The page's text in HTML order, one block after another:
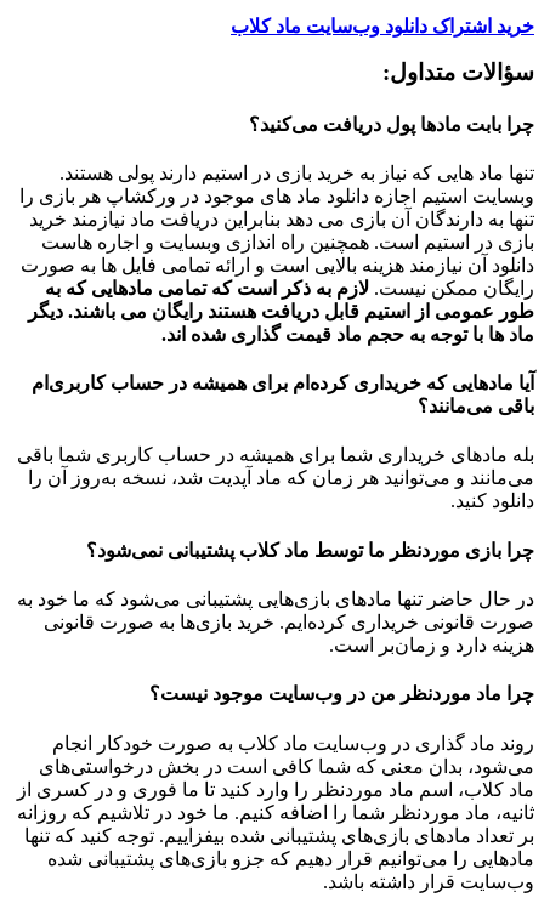
خرید اشتراک دانلود وب‌سایت ماد کلاب
سؤالات متداول:
چرا بابت مادها پول دریافت می‌کنید؟
تنها ماد هایی که نیاز به خرید بازی در استیم دارند پولی هستند.
وبسایت استیم اجازه دانلود ماد های موجود در ورکشاپ هر بازی را
تنها به دارندگان آن بازی می دهد بنابراین دریافت ماد نیازمند خرید
بازی در استیم است. همچنین راه اندازی وبسایت و اجاره هاست
دانلود آن نیازمند هزینه بالایی است و ارائه تمامی فایل ها به صورت
رایگان ممکن نیست. لازم به ذکر است که تمامی مادهایی که به
طور عمومی از استیم قابل دریافت هستند رایگان می باشند. دیگر
ماد ها با توجه به حجم ماد قیمت گذاری شده اند.
آیا مادهایی که خریداری کرده‌ام برای همیشه در حساب‌ کاربری‌ام
باقی می‌مانند؟
بله مادهای خریداری شما برای همیشه در حساب کاربری شما باقی
می‌مانند و می‌توانید هر زمان که ماد آپدیت شد، نسخه به‌روز آن را
دانلود کنید.
چرا بازی موردنظر ما توسط ماد کلاب پشتیبانی نمی‌شود؟
در حال حاضر تنها مادهای بازی‌هایی پشتیبانی می‌شود که ما خود به
صورت قانونی خریداری کرده‌ایم. خرید بازی‌ها به صورت قانونی
هزینه دارد و زمان‌بر است.
چرا ماد موردنظر من در وب‌سایت موجود نیست؟
روند ماد گذاری در وب‌سایت ماد کلاب به صورت خودکار انجام
می‌شود، بدان معنی که شما کافی است در بخش درخواستی‌های
ماد کلاب، اسم ماد موردنظر را وارد کنید تا ما فوری و در کسری از
ثانیه، ماد موردنظر شما را اضافه کنیم. ما خود در تلاشیم که روزانه
بر تعداد مادهای بازی‌های پشتیبانی شده بیفزاییم. توجه کنید که تنها
مادهایی را می‌توانیم قرار دهیم که جزو بازی‌های پشتیبانی شده
وب‌سایت قرار داشته باشد.